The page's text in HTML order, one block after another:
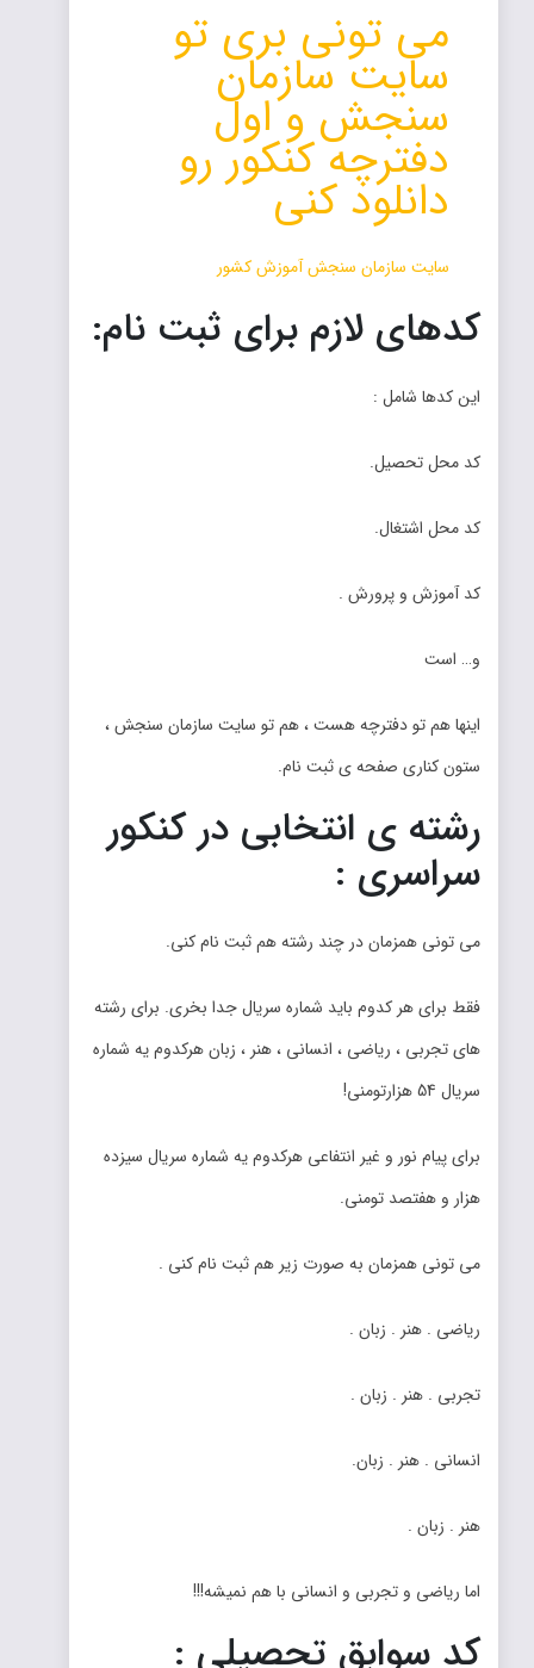
می تونی بری تو
سایت سازمان
سنجش و اول
دفترچه کنکور رو
دانلود کنی
سایت سازمان سنجش آموزش کشور
کدهای لازم برای ثبت نام:
این کدها شامل :
کد محل تحصیل.
کد محل اشتغال.
کد آموزش و پرورش .
و… است
اینها هم تو دفترچه هست ، هم تو سایت سازمان سنجش ،
ستون کناری صفحه ی ثبت نام.
رشته ی انتخابی در کنکور
سراسری :
می تونی همزمان در چند رشته هم ثبت نام کنی.
فقط برای هر کدوم باید شماره سریال جدا بخری. برای رشته
های تجربی ، ریاضی ، انسانی ، هنر ، زبان هرکدوم یه شماره
سریال 54 هزارتومنی!
برای پیام نور و غیر انتفاعی هرکدوم یه شماره سریال سیزده
هزار و هفتصد تومنی.
می تونی همزمان به صورت زیر هم ثبت نام کنی .
ریاضی . هنر . زبان .
تجربی . هنر . زبان .
انسانی . هنر . زبان.
هنر . زبان .
اما ریاضی و تجربی و انسانی با هم نمیشه!!!
کد سوابق تحصیلی :